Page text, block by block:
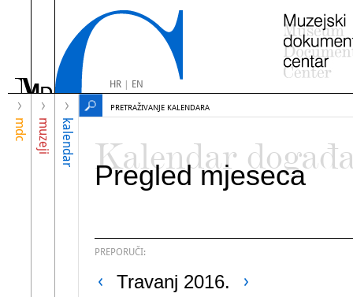
HR| EN
mdc muzeji kalendar
PRETRAŽIVANJE KALENDARA
Kalendar
Pregled mjeseca
PREPORUČI:
Travanj 2016.